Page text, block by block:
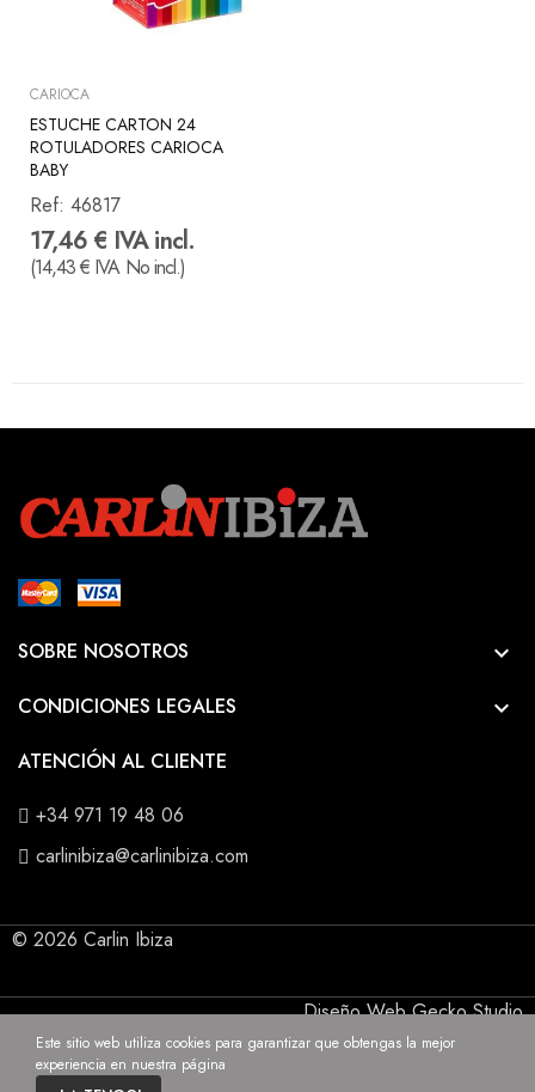
CARIOCA
ESTUCHE CARTON 24
ROTULADORES CARIOCA
BABY
Ref: 46817
17,46 € IVA incl.
(14,43 € IVA No incl.)
SOBRE NOSOTROS 
CONDICIONES LEGALES 
ATENCIÓN AL CLIENTE
+34 971 19 48 06
carlinibiza@carlinibiza.com
© 2026 Carlin Ibiza
Diseño Web Gecko Studio
Este sitio web utiliza cookies para garantizar que obtengas la mejor
experiencia en nuestra página